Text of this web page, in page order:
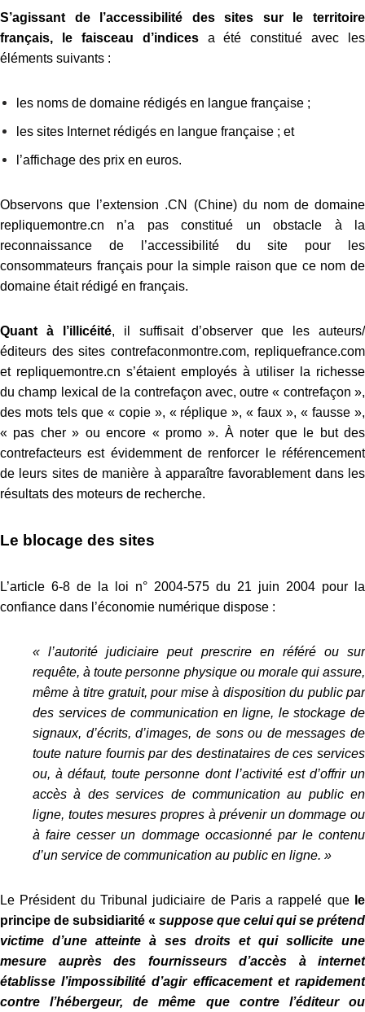
S’agissant de l’accessibilité des sites sur le territoire
français, le faisceau d’indicesa été constitué avec les
éléments suivants :
les noms de domaine rédigés en langue française ;
les sites Internet rédigés en langue française ; et
l’affichage des prix en euros.
Observons que l’extension .CN (Chine) du nom de domaine
repliquemontre.cn n’a pas constitué un obstacle à la
reconnaissance de l’accessibilité du site pour les
consommateurs français pour la simple raison que ce nom de
domaine était rédigé en français.
Quant à l’illicéité, il suffisait d’observer que les auteurs/
éditeurs des sites contrefaconmontre.com, repliquefrance.com
et repliquemontre.cn s’étaient employés à utiliser la richesse
du champ lexical de la contrefaçon avec, outre « contrefaçon »,
des mots tels que « copie », « réplique », « faux », « fausse »,
« pas cher » ou encore « promo ». À noter que le but des
contrefacteurs est évidemment de renforcer le référencement
de leurs sites de manière à apparaître favorablement dans les
résultats des moteurs de recherche.
Le blocage des sites
L’article 6-8 de la loi n° 2004-575 du 21 juin 2004 pour la
confiance dans l’économie numérique dispose :
« l’autorité judiciaire peut prescrire en référé ou sur
requête, à toute personne physique ou morale qui assure,
même à titre gratuit, pour mise à disposition du public par
des services de communication en ligne, le stockage de
signaux, d’écrits, d’images, de sons ou de messages de
toute nature fournis par des destinataires de ces services
ou, à défaut, toute personne dont l’activité est d’offrir un
accès à des services de communication au public en
ligne, toutes mesures propres à prévenir un dommage ou
à faire cesser un dommage occasionné par le contenu
d’un service de communication au public en ligne. »
Le Président du Tribunal judiciaire de Paris a rappelé que le
principe de subsidiarité « suppose que celui qui se prétend
victime d’une atteinte à ses droits et qui sollicite une
mesure auprès des fournisseurs d’accès à internet
établisse l’impossibilité d’agir efficacement et rapidement
contre l’hébergeur, de même que contre l’éditeur ou